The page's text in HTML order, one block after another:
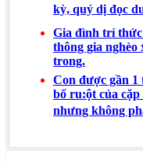
kỳ, quý dị đọc
Gia đình trí thức
thông gia nghèo
trong.
Con được gần 1
bố ru:ột của
nhưng không